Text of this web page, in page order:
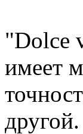
"Dolce
имеет
другой.